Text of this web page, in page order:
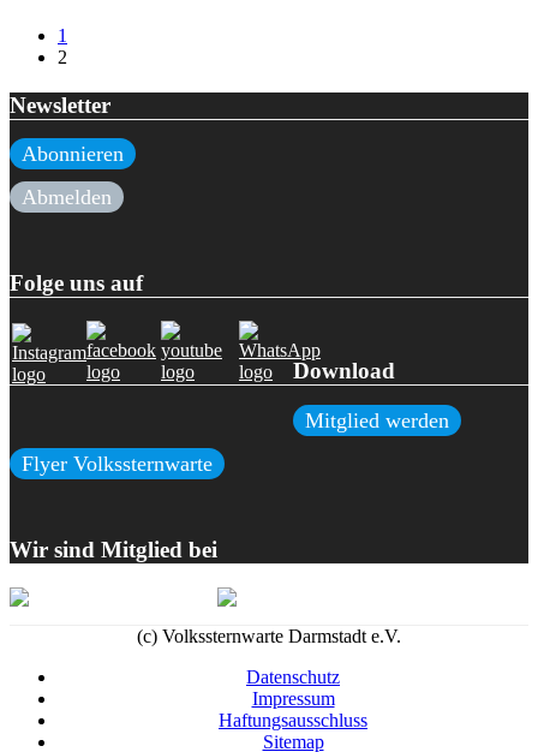
1
2
Newsletter
Abonnieren
Abmelden
Folge uns auf
Download
Mitglied werden
Flyer Volkssternwarte
Wir sind Mitglied bei
(c) Volkssternwarte Darmstadt e.V.
Datenschutz
Impressum
Haftungsausschluss
Sitemap